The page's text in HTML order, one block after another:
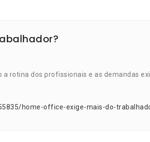
rotina dos profissionais e as demandas
home-office-exige-mais-do-